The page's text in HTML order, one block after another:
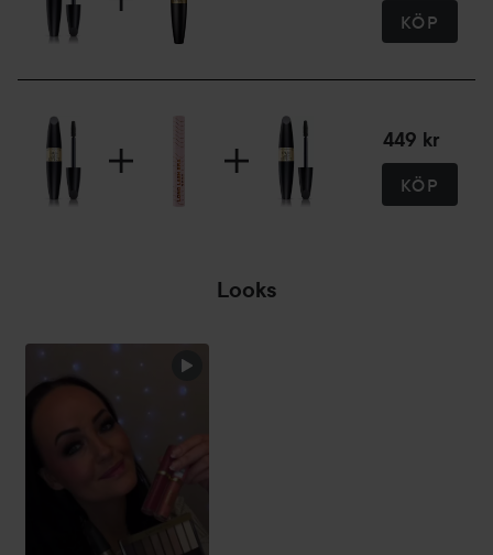
KÖP
449 kr
KÖP
Looks
HOPPA ÖVER SEKTIONEN